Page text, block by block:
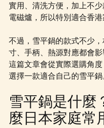
實用、清洗方便，加上不
電磁爐，所以特別適合香港
不過，雪平鍋的款式不少，
寸、手柄、熱源對應都會影
這篇文章會從實際選購角
選擇一款適合自己的雪平鍋
雪平鍋是什麼
麼日本家庭常